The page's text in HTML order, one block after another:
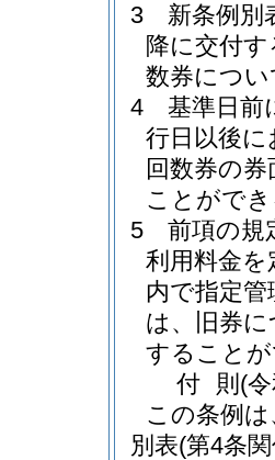
3
新条例別
降に交付
数券につ
4
基準日前
行日以後
回数券の
ことがで
5
前項の規
利用料金
内で指定
は、旧券
すること
付 則 (
この条例
別表(第4条